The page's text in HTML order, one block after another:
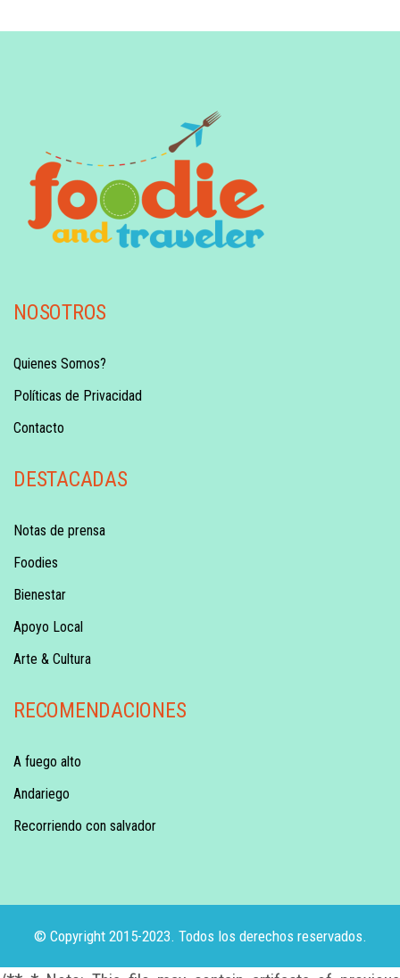
NOSOTROS
Quienes Somos?
Políticas de Privacidad
Contacto
DESTACADAS
Notas de prensa
Foodies
Bienestar
Apoyo Local
Arte & Cultura
RECOMENDACIONES
A fuego alto
Andariego
Recorriendo con salvador
© Copyright 2015-2023. Todos los derechos reservados.